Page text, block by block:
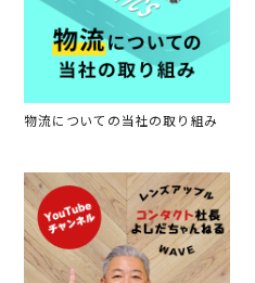
物流についての当社の取り組み